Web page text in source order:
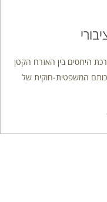
היחסים בין האזרח הקטן
המשפטית-חוקית של